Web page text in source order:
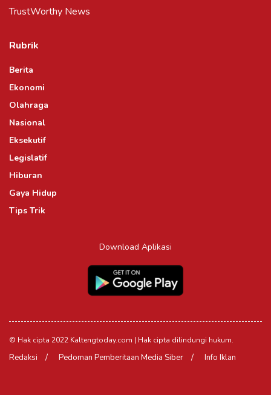
TrustWorthy News
Rubrik
Berita
Ekonomi
Olahraga
Nasional
Eksekutif
Legislatif
Hiburan
Gaya Hidup
Tips Trik
Download Aplikasi
© Hak cipta 2022 Kaltengtoday.com | Hak cipta dilindungi hukum.
Redaksi Pedoman Pemberitaan Media Siber Info Iklan